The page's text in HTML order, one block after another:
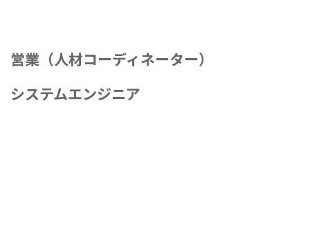
営業（人材コーディネーター）
システムエンジニア